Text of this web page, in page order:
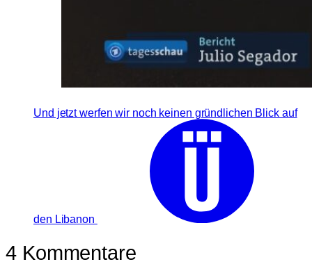
Und jetzt werfen wir noch keinen gründlichen Blick auf
den Libanon
4 Kommentare